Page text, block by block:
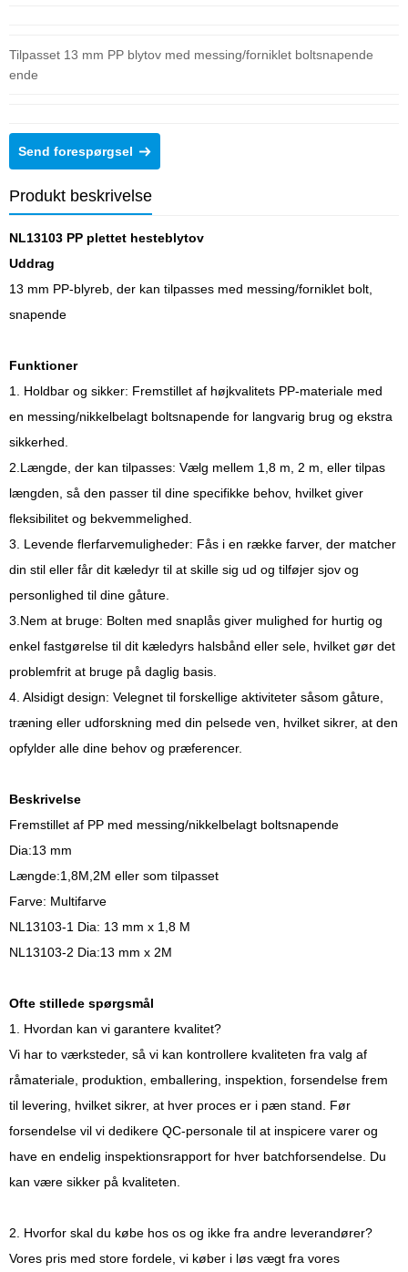
Tilpasset 13 mm PP blytov med messing/forniklet boltsnapende
ende
Send forespørgsel
Produkt beskrivelse
NL13103 PP plettet hesteblytov
Uddrag
13 mm PP-blyreb, der kan tilpasses med messing/forniklet bolt,
snapende
Funktioner
1. Holdbar og sikker: Fremstillet af højkvalitets PP-materiale med
en messing/nikkelbelagt boltsnapende for langvarig brug og ekstra
sikkerhed.
2.Længde, der kan tilpasses: Vælg mellem 1,8 m, 2 m, eller tilpas
længden, så den passer til dine specifikke behov, hvilket giver
fleksibilitet og bekvemmelighed.
3. Levende flerfarvemuligheder: Fås i en række farver, der matcher
din stil eller får dit kæledyr til at skille sig ud og tilføjer sjov og
personlighed til dine gåture.
3.Nem at bruge: Bolten med snaplås giver mulighed for hurtig og
enkel fastgørelse til dit kæledyrs halsbånd eller sele, hvilket gør det
problemfrit at bruge på daglig basis.
4. Alsidigt design: Velegnet til forskellige aktiviteter såsom gåture,
træning eller udforskning med din pelsede ven, hvilket sikrer, at den
opfylder alle dine behov og præferencer.
Beskrivelse
Fremstillet af PP med messing/nikkelbelagt boltsnapende
Dia:13 mm
Længde:1,8M,2M eller som tilpasset
Farve: Multifarve
NL13103-1 Dia: 13 mm x 1,8 M
NL13103-2 Dia:13 mm x 2M
Ofte stillede spørgsmål
1. Hvordan kan vi garantere kvalitet?
Vi har to værksteder, så vi kan kontrollere kvaliteten fra valg af
råmateriale, produktion, emballering, inspektion, forsendelse frem
til levering, hvilket sikrer, at hver proces er i pæn stand. Før
forsendelse vil vi dedikere QC-personale til at inspicere varer og
have en endelig inspektionsrapport for hver batchforsendelse. Du
kan være sikker på kvaliteten.
2. Hvorfor skal du købe hos os og ikke fra andre leverandører?
Vores pris med store fordele, vi køber i løs vægt fra vores